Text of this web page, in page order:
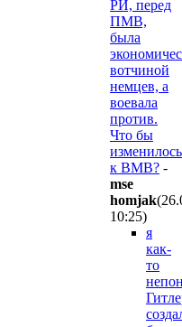
РИ, перед
ПМВ,
была
вотчиной
немцев, а
воевала
против.
Что бы
изменилось
к ВМВ? -
mse
homjak
10:25)
я
как-
то